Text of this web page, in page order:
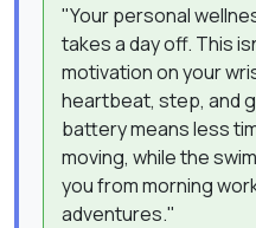
"Your personal
takes a day off. This
motivation on your
heartbeat, step, and
battery means less
moving, while the
you from morning
adventures."